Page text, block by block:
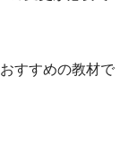
すすめの教材で